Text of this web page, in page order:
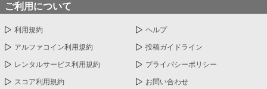
ご利用について
利用規約 ヘルプ
アルファコイン利用規約 投稿ガイドライン
レンタルサービス利用規約 プライバシーポリシー
スコア利用規約 お問い合わせ